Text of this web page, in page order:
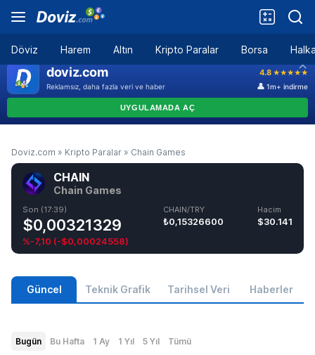
Döviz Harem Altın Kripto Paralar Borsa
Doviz.com » Kripto Paralar » Chain Games
CHAIN
Chain Games
Son (17:39)
$0,00321329
%-7,10 (-$0,00024558)
CHAIN/TRY
₺0,15326600
Hacim
$30.141
Güncel Teknik Grafik Tarihsel Veri Haberler
Bugün Bu Hafta 1 Ay 1 Yıl 5 Yıl Tümü